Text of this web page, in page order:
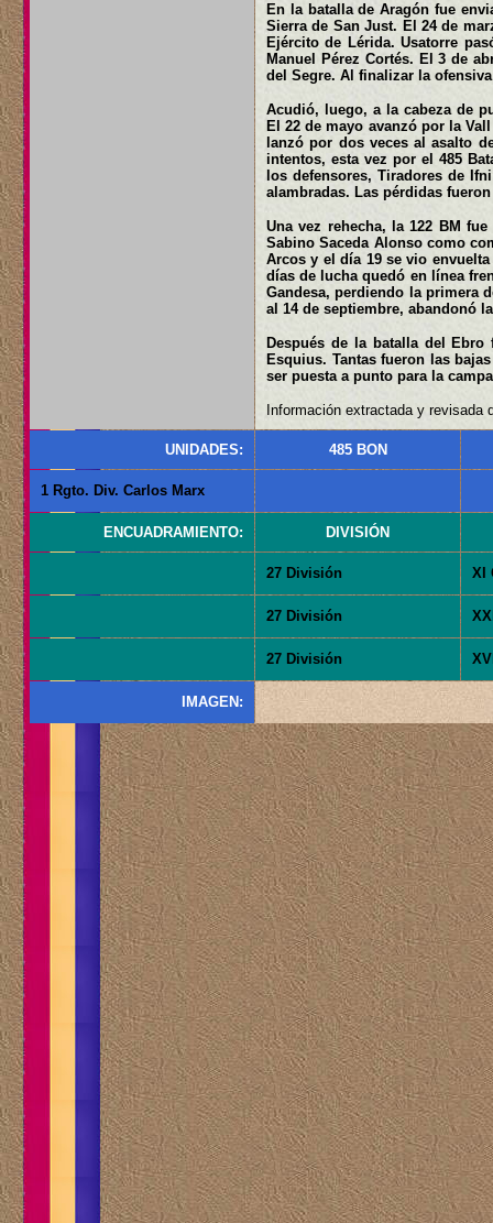
En la batalla de Aragón fue
Sierra de San Just. El 24 de
Ejército de Lérida. Usatorre
Manuel Pérez Cortés. El 3 de
del Segre. Al finalizar la
Acudió, luego, a la cabeza de
El 22 de mayo avanzó por la
lanzó por dos veces al asalto
intentos, esta vez por el 485
los defensores, Tiradores de
alambradas. Las pérdidas
Una vez rehecha, la 122 BM
Sabino Saceda Alonso como
Arcos y el día 19 se vio
días de lucha quedó en línea
Gandesa, perdiendo la primera
al 14 de septiembre, abandonó
Después de la batalla del
Esquius. Tantas fueron las
ser puesta a punto para la
Información extractada y
UNIDADES: 485 BON
1 Rgto. Div. Carlos Marx
ENCUADRAMIENTO: DIVISIÓN
27 División XI
27 División
27 División
IMAGEN: